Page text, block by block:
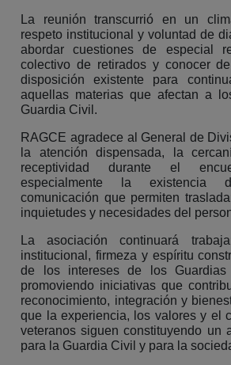
La reunión transcurrió en un
respeto institucional y voluntad de
abordar cuestiones de especial
colectivo de retirados y conocer
disposición existente para
aquellas materias que afectan a
Guardia Civil.
RAGCE agradece al General de
la atención dispensada, la
receptividad durante el
especialmente la existencia
comunicación que permiten
inquietudes y necesidades del
La asociación continuará
institucional, firmeza y espíritu
de los intereses de los Guardias
promoviendo iniciativas que
reconocimiento, integración y
que la experiencia, los valores y el
veteranos siguen constituyendo un
para la Guardia Civil y para la